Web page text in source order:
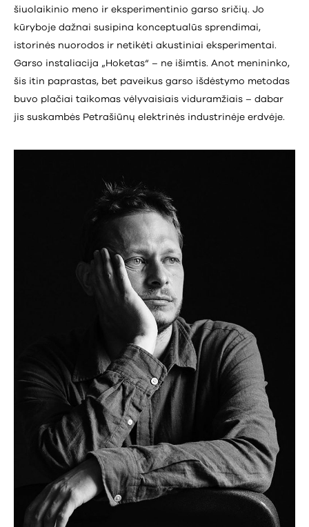
šiuolaikinio meno ir eksperimentinio garso sričių. Jo
kūryboje dažnai susipina konceptualūs sprendimai,
istorinės nuorodos ir netikėti akustiniai eksperimentai.
Garso instaliacija „Hoketas“ – ne išimtis. Anot menininko,
šis itin paprastas, bet paveikus garso išdėstymo metodas
buvo plačiai taikomas vėlyvaisiais viduramžiais – dabar
jis suskambės Petrašiūnų elektrinės industrinėje erdvėje.